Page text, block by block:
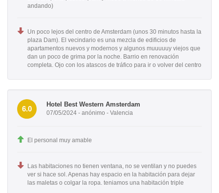
andando)
Un poco lejos del centro de Amsterdam (unos 30 minutos hasta la
plaza Dam). El vecindario es una mezcla de edificios de
apartamentos nuevos y modernos y algunos muuuuuy viejos que
dan un poco de grima por la noche. Barrio en renovación
completa. Ojo con los atascos de tráfico para ir o volver del centro
6.0
Hotel Best Western Amsterdam
07/05/2024 - anónimo - Valencia
El personal muy amable
Las habitaciones no tienen ventana, no se ventilan y no puedes
ver si hace sol. Apenas hay espacio en la habitación para dejar
las maletas o colgar la ropa. teniamos una habitación triple